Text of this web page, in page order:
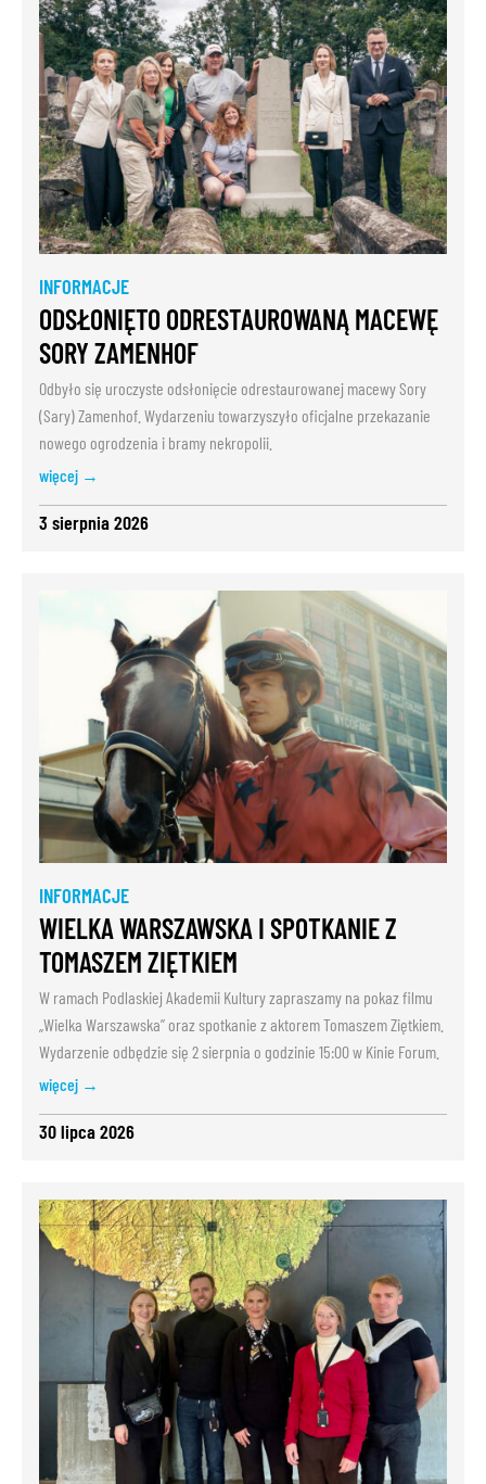
INFORMACJE
ODSŁONIĘTO ODRESTAUROWANĄ MACEWĘ
SORY ZAMENHOF
Odbyło się uroczyste odsłonięcie odrestaurowanej macewy Sory
(Sary) Zamenhof. Wydarzeniu towarzyszyło oficjalne przekazanie
nowego ogrodzenia i bramy nekropolii.
więcej →
3 sierpnia 2026
INFORMACJE
WIELKA WARSZAWSKA I SPOTKANIE Z
TOMASZEM ZIĘTKIEM
W ramach Podlaskiej Akademii Kultury zapraszamy na pokaz filmu
„Wielka Warszawska” oraz spotkanie z aktorem Tomaszem Ziętkiem.
Wydarzenie odbędzie się 2 sierpnia o godzinie 15:00 w Kinie Forum.
więcej →
30 lipca 2026